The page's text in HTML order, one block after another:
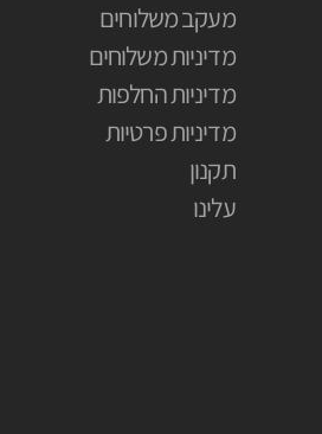
מעקב משלוחים
מדיניות משלוחים
מדיניות החלפות
מדיניות פרטיות
תקנון
עלינו